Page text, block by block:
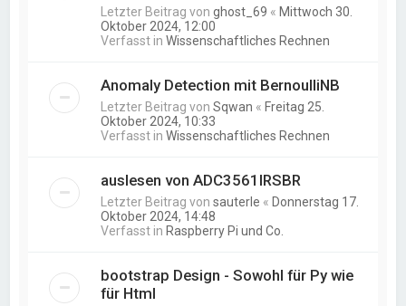
Letzter Beitrag vonghost_69 « Mittwoch 30.
Oktober 2024, 12:00
Verfasst inWissenschaftliches Rechnen
Anomaly Detection mit BernoulliNB
Letzter Beitrag vonSqwan « Freitag 25.
Oktober 2024, 10:33
Verfasst inWissenschaftliches Rechnen
auslesen von ADC3561IRSBR
Letzter Beitrag vonsauterle « Donnerstag 17.
Oktober 2024, 14:48
Verfasst in Raspberry Pi und Co.
bootstrap Design - Sowohl für Py wie
für Html